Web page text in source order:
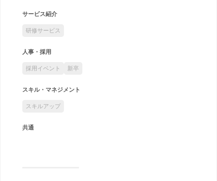
サービス紹介
研修サービス
人事・採用
採用イベント 新卒
スキル・マネジメント
スキルアップ
共通